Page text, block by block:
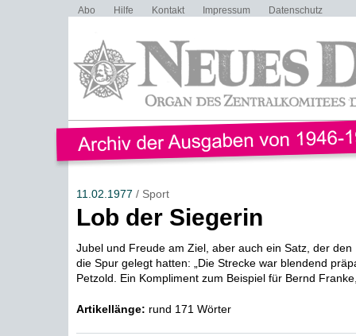
Abo Hilfe Kontakt Impressum Datenschutz
11.02.1977 / Sport
Lob der Siegerin
Jubel und Freude am Ziel, aber auch ein Satz, der den
die Spur gelegt hatten: „Die Strecke war blendend
Petzold. Ein Kompliment zum Beispiel für Bernd
Artikellänge: rund 171 Wörter